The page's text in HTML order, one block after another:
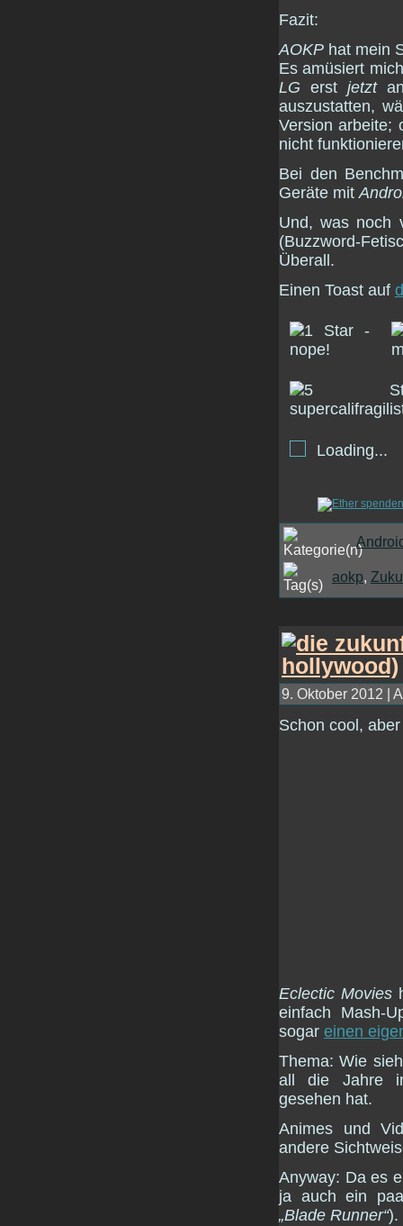
Fazit:
AOKP hat mein
Es amüsiert
LG erst jetzt
auszustatten,
Version arbeite;
nicht
Bei den
Geräte mit
Und, was noch
(Buzzword-
Überall.
Einen Toast auf
Loading...
aokp,
9. Oktober 2012 |
Schon cool,
Eclectic Movies
einfach Mash-
sogar einen
Thema: Wie
all die Jahre in
gesehen hat.
Animes und
andere
Anyway: Da es
ja auch ein
„Blade Runner“).